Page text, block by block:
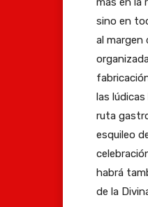
r
n
e
s
,
d
í
a
9
,
a
d
u
r
a
j
u
n
t
o
e
l
e
b
r
a
r
á
e
s
t
i
j
ó
n
c
e
l
e
b
r
a
t
a
d
o
,
e
s
t
e
f
i
sino en
al margen
las
ruta
esquileo
habrá
de la